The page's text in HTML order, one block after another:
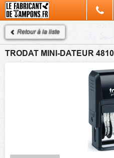
Retour à la liste
TRODAT MINI-DATEUR 4810